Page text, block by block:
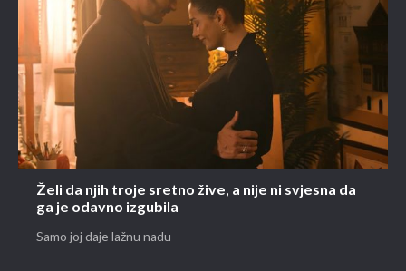
Želi da njih troje sretno žive, a nije ni svjesna da
ga je odavno izgubila
Samo joj daje lažnu nadu